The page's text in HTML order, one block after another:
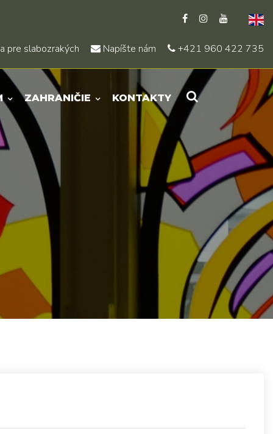
pre slabozrakých Napíšte nám +421 960 422 735
ZAHRANIČIE KONTAKTY